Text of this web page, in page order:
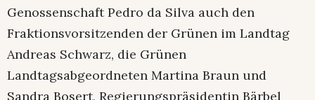
Genossenschaft Pedro da Silva auch den
Fraktionsvorsitzenden der Grünen im Landtag
Andreas Schwarz, die Grünen
Landtagsabgeordneten Martina Braun und
Sandra Bosert, Regierungspräsidentin Bärbel